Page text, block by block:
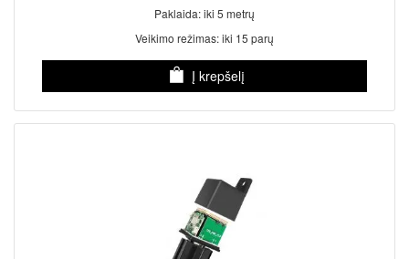
Paklaida: iki 5 metrų
Veikimo režimas: iki 15 parų
Į krepšelį